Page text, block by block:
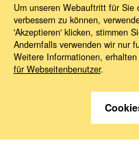
News 2026 06
Sie haben
Um unseren Webauftritt für
verbessern zu können,
'Akzeptieren' klicken, stimmen
Andernfalls verwenden wir nur
Weitere Informationen,
für Webseitenbenutzer.